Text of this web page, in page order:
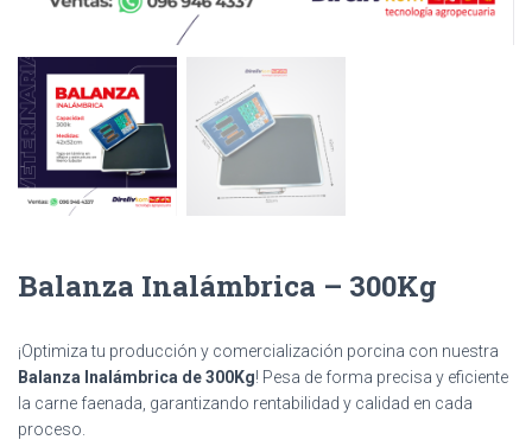
Balanza Inalámbrica – 300Kg
¡Optimiza tu producción y comercialización porcina con nuestra
Balanza Inalámbrica de 300Kg! Pesa de forma precisa y eficiente
la carne faenada, garantizando rentabilidad y calidad en cada
proceso.